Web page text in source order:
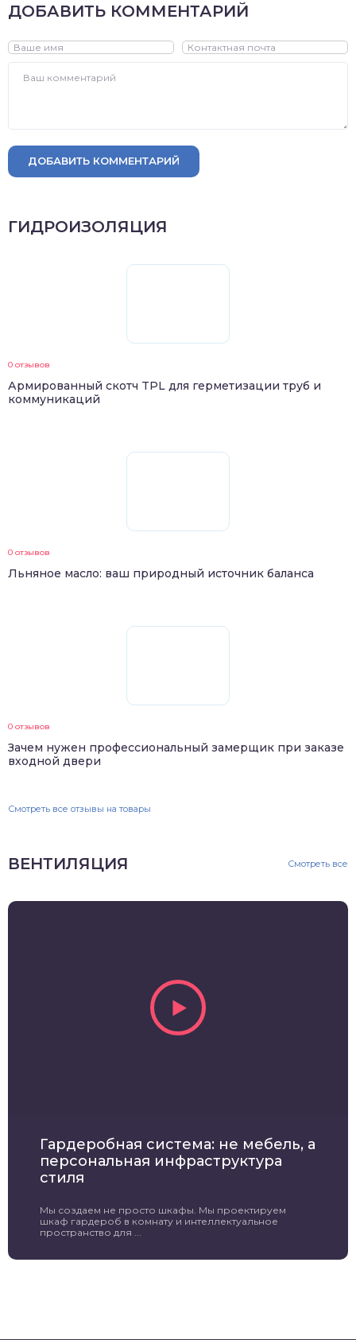
ДОБАВИТЬ КОММЕНТАРИЙ
ДОБАВИТЬ КОММЕНТАРИЙ
ГИДРОИЗОЛЯЦИЯ
0 отзывов
Армированный скотч TPL для герметизации труб и
коммуникаций
0 отзывов
Льняное масло: ваш природный источник баланса
0 отзывов
Зачем нужен профессиональный замерщик при заказе
входной двери
Смотреть все отзывы на товары
ВЕНТИЛЯЦИЯ Смотреть все
Гардеробная система: не мебель, а
персональная инфраструктура
стиля
Мы создаем не просто шкафы. Мы проектируем
шкаф гардероб в комнату и интеллектуальное
пространство для ...